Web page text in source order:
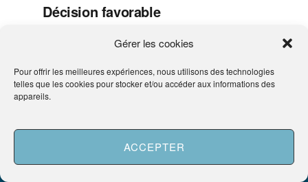
Gérer les cookies
Pour offrir les meilleures expériences, nous utilisons des technologies
telles que les cookies pour stocker et/ou accéder aux informations des
appareils.
ACCEPTER
Décision favorable
Lorsque la décision est favorable, vous recevez un
courrier indiquant que vous êtes inscrit dans le décret
de naturalisation qui va être publié au journal officiel
Ensuite, vous êtes convoqué à une cérémonie pour la
remise de l’extrait du décret de naturalisation et de la